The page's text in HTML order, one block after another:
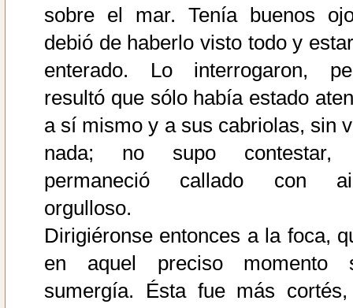
sobre el mar. Tenía buenos
debió de haberlo visto todo y
enterado. Lo interrogaron,
resultó que sólo había estado
a sí mismo y a sus cabriolas, sin
nada; no supo
permaneció callado con
orgulloso.
Dirigiéronse entonces a la foca,
en aquel preciso momento
sumergía. Ésta fue más